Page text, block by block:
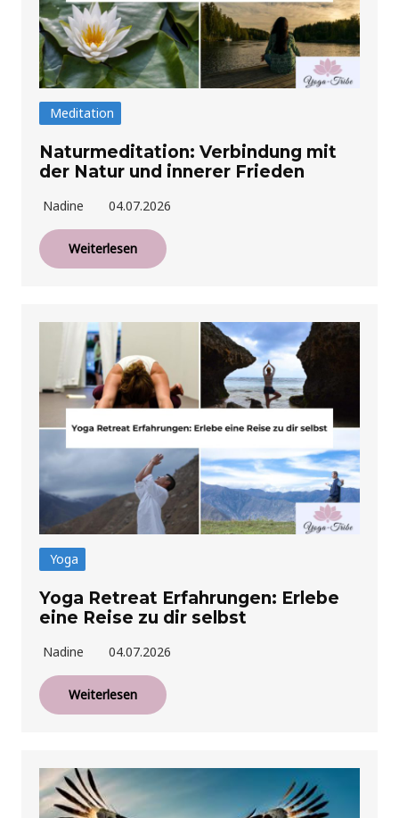
Meditation
Naturmeditation: Verbindung mit
der Natur und innerer Frieden
Nadine 04.07.2026
Weiterlesen
Yoga
Yoga Retreat Erfahrungen: Erlebe
eine Reise zu dir selbst
Nadine 04.07.2026
Weiterlesen